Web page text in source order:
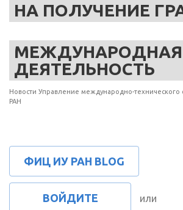
НА ПОЛУЧЕНИЕ
МЕЖДУНАРОДНАЯ
ДЕЯТЕЛЬНОСТЬ
Новости Управление международно-
РАН
ФИЦ ИУ РАН BLOG
ВОЙДИТЕ или